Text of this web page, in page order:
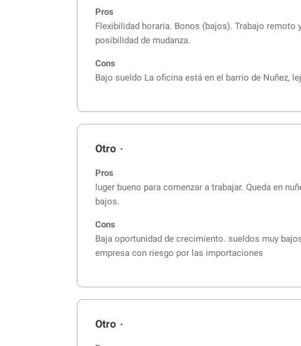
Pros
Flexibilidad horaria. Bonos (bajos). Trabajo
posibilidad de mudanza.
Cons
Bajo sueldo La oficina está en el barrio de Nuñez,
Otro •
Pros
luger bueno para comenzar a trabajar. Queda en
bajos.
Cons
Baja oportunidad de crecimiento. sueldos muy
empresa con riesgo por las importaciones
Otro •